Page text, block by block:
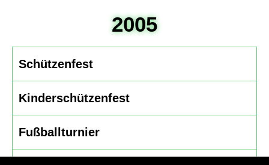
2005
Schützenfest
Kinderschützenfest
Fußballturnier